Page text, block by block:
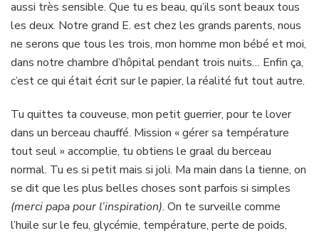
aussi très sensible. Que tu es beau, qu’ils sont beaux tous
les deux. Notre grand E. est chez les grands parents, nous
ne serons que tous les trois, mon homme mon bébé et moi,
dans notre chambre d’hôpital pendant trois nuits… Enfin ça,
c’est ce qui était écrit sur le papier, la réalité fut tout autre.
Tu quittes ta couveuse, mon petit guerrier, pour te lover
dans un berceau chauffé. Mission « gérer sa température
tout seul » accomplie, tu obtiens le graal du berceau
normal. Tu es si petit mais si joli. Ma main dans la tienne, on
se dit que les plus belles choses sont parfois si simples
(merci papa pour l’inspiration). On te surveille comme
l’huile sur le feu, glycémie, température, perte de poids,